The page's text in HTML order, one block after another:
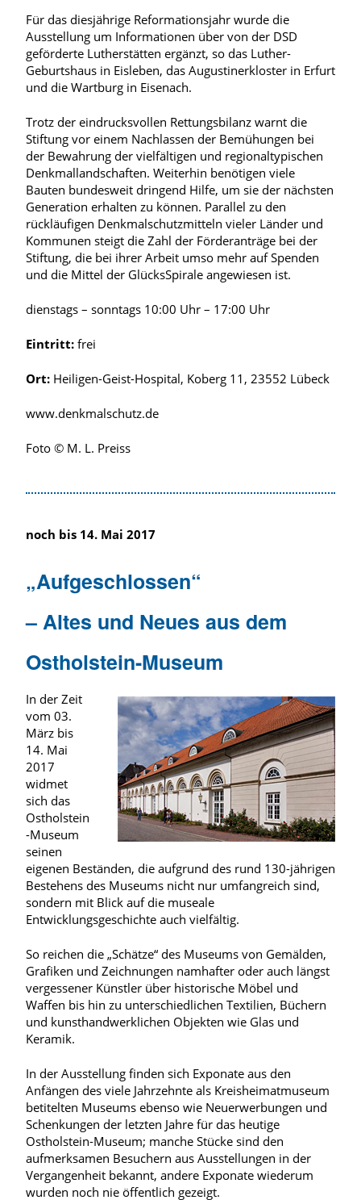
Für das diesjährige Reformationsjahr wurde die
Ausstellung um Informationen über von der DSD
geförderte Lutherstätten ergänzt, so das Luther-
Geburtshaus in Eisleben, das Augustinerkloster in Erfurt
und die Wartburg in Eisenach.
Trotz der eindrucksvollen Rettungsbilanz warnt die
Stiftung vor einem Nachlassen der Bemühungen bei
der Bewahrung der vielfältigen und regionaltypischen
Denkmallandschaften. Weiterhin benötigen viele
Bauten bundesweit dringend Hilfe, um sie der nächsten
Generation erhalten zu können. Parallel zu den
rückläufigen Denkmalschutzmitteln vieler Länder und
Kommunen steigt die Zahl der Förderanträge bei der
Stiftung, die bei ihrer Arbeit umso mehr auf Spenden
und die Mittel der GlücksSpirale angewiesen ist.
dienstags – sonntags 10:00 Uhr – 17:00 Uhr
Eintritt: frei
Ort: Heiligen-Geist-Hospital, Koberg 11, 23552 Lübeck
www.denkmalschutz.de
Foto © M. L. Preiss
noch bis 14. Mai 2017
„Aufgeschlossen“
– Altes und Neues aus dem
Ostholstein-Museum
In der Zeit
vom 03.
März bis
14. Mai
2017
widmet
sich das
Ostholstein
-Museum
seinen
eigenen Beständen, die aufgrund des rund 130-jährigen
Bestehens des Museums nicht nur umfangreich sind,
sondern mit Blick auf die museale
Entwicklungsgeschichte auch vielfältig.
So reichen die „Schätze“ des Museums von Gemälden,
Grafiken und Zeichnungen namhafter oder auch längst
vergessener Künstler über historische Möbel und
Waffen bis hin zu unterschiedlichen Textilien, Büchern
und kunsthandwerklichen Objekten wie Glas und
Keramik.
In der Ausstellung finden sich Exponate aus den
Anfängen des viele Jahrzehnte als Kreisheimatmuseum
betitelten Museums ebenso wie Neuerwerbungen und
Schenkungen der letzten Jahre für das heutige
Ostholstein-Museum; manche Stücke sind den
aufmerksamen Besuchern aus Ausstellungen in der
Vergangenheit bekannt, andere Exponate wiederum
wurden noch nie öffentlich gezeigt.